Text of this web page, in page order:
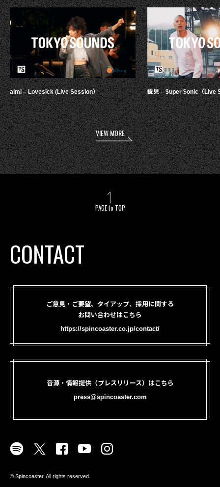
aimi – Lovesick (Live Session） 鋭児 – $uper $onic（Live
VIEW MORE
PAGE to TOP
CONTACT
ご意見・ご要望、タイアップ、採用に関する
お問い合わせはこちら
https://spincoaster.co.jp/contact/
音源・情報提供（プレスリリース）はこちら
press@spincoaster.com
©︎ Spincoaster. All rights reserved.